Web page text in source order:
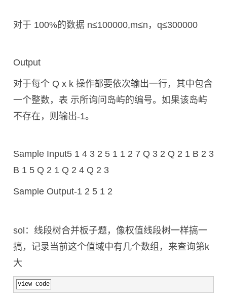
对于 100%的数据 n≤100000,m≤n，q≤300000
Output
对于每个 Q x k 操作都要依次输出一行，其中包含
一个整数，表 示所询问岛屿的编号。如果该岛屿
不存在，则输出-1。
Sample Input5 1 4 3 2 5 1 1 2 7 Q 3 2 Q 2 1 B 2 3
B 1 5 Q 2 1 Q 2 4 Q 2 3
Sample Output-1 2 5 1 2
sol：线段树合并板子题，像权值线段树一样搞一
搞，记录当前这个值域中有几个数组，来查询第k
大
View Code